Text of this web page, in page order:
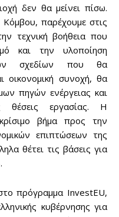
δεν θα μείνει πίσω.
παρέχουμε στις
τεχνική βοήθεια που
και την υλοποίηση
σχεδίων που θα
οικονομική συνοχή, θα
πηγών ενέργειας και
θέσεις εργασίας. Η
βήμα προς την
επιπτώσεων της
θέτει τις βάσεις για
πρόγραμμα InvestEU,
κυβέρνησης για